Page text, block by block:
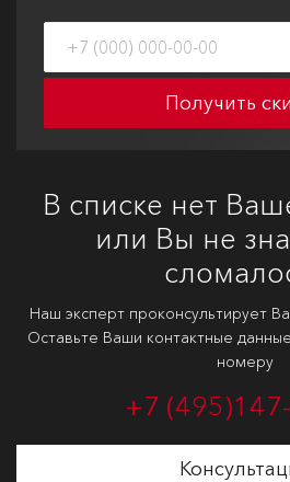
Получить
В списке нет
или Вы не
Наш эксперт проконсультирует
Оставьте Ваши контактные
номеру
+7 (495)